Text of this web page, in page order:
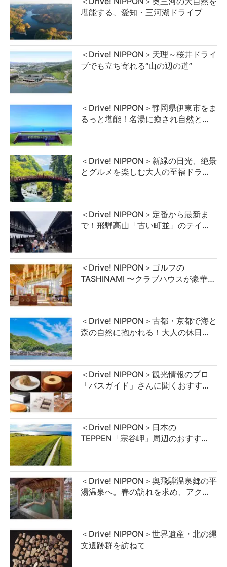
堪能する、愛知・三河湖ドライブ
＜Drive! NIPPON＞天理～桜井ドライ
ブでも立ち寄れる“山の辺の道”
＜Drive! NIPPON＞静岡県伊東市をま
るっと堪能！名湯に癒され自然と…
＜Drive! NIPPON＞新緑の日光、絶景
とグルメを楽しむ大人の至福ドラ…
＜Drive! NIPPON＞定番から最新ま
で！飛騨高山「古い町並」のテイ…
＜Drive! NIPPON＞ゴルフの
TASHINAMI 〜クラブハウスが豪華…
＜Drive! NIPPON＞古都・京都で海と
森の自然に抱かれる！大人の休日…
＜Drive! NIPPON＞観光情報のプロ
「バスガイド」さんに聞くおすす…
＜Drive! NIPPON＞日本の
TEPPEN「宗谷岬」周辺のおすす…
＜Drive! NIPPON＞奥飛騨温泉郷の平
湯温泉へ。春の訪れを求め、アク…
＜Drive! NIPPON＞世界遺産・北の縄
文遺跡群を訪ねて